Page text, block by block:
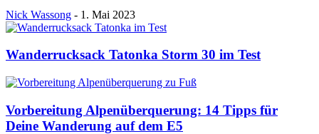
Nick Wassong - 1. Mai 2023
Wanderrucksack Tatonka Storm 30 im Test
Vorbereitung Alpenüberquerung: 14 Tipps für
Deine Wanderung auf dem E5